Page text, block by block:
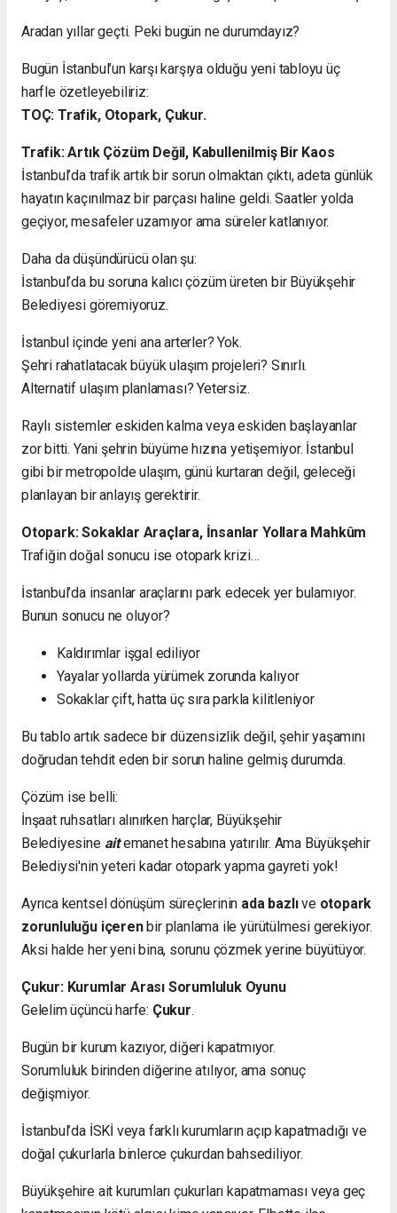
Aradan yıllar geçti. Peki bugün ne durumdayız?
Bugün İstanbul’un karşı karşıya olduğu yeni tabloyu üç
harfle özetleyebiliriz:
TOÇ: Trafik, Otopark, Çukur.
Trafik: Artık Çözüm Değil, Kabullenilmiş Bir Kaos
İstanbul’da trafik artık bir sorun olmaktan çıktı, adeta günlük
hayatın kaçınılmaz bir parçası haline geldi. Saatler yolda
geçiyor, mesafeler uzamıyor ama süreler katlanıyor.
Daha da düşündürücü olan şu:
İstanbul’da bu soruna kalıcı çözüm üreten bir Büyükşehir
Belediyesi göremiyoruz.
İstanbul içinde yeni ana arterler? Yok.
Şehri rahatlatacak büyük ulaşım projeleri? Sınırlı.
Alternatif ulaşım planlaması? Yetersiz.
Raylı sistemler eskiden kalma veya eskiden başlayanlar
zor bitti. Yani şehrin büyüme hızına yetişemiyor. İstanbul
gibi bir metropolde ulaşım, günü kurtaran değil, geleceği
planlayan bir anlayış gerektirir.
Otopark: Sokaklar Araçlara, İnsanlar Yollara Mahkûm
Trafiğin doğal sonucu ise otopark krizi…
İstanbul’da insanlar araçlarını park edecek yer bulamıyor.
Bunun sonucu ne oluyor?
Kaldırımlar işgal ediliyor
Yayalar yollarda yürümek zorunda kalıyor
Sokaklar çift, hatta üç sıra parkla kilitleniyor
Bu tablo artık sadece bir düzensizlik değil, şehir yaşamını
doğrudan tehdit eden bir sorun haline gelmiş durumda.
Çözüm ise belli:
İnşaat ruhsatları alınırken harçlar, Büyükşehir
Belediyesine aitemanet hesabına yatırılır. Ama Büyükşehir
Belediysi'nin yeteri kadar otopark yapma gayreti yok!
Ayrıca kentsel dönüşüm süreçlerinin ada bazlıve otopark
zorunluluğu içerenbir planlama ile yürütülmesi gerekiyor.
Aksi halde her yeni bina, sorunu çözmek yerine büyütüyor.
Çukur: Kurumlar Arası Sorumluluk Oyunu
Gelelim üçüncü harfe: Çukur.
Bugün bir kurum kazıyor, diğeri kapatmıyor.
Sorumluluk birinden diğerine atılıyor, ama sonuç
değişmiyor.
İstanbul’da İSKİ veya farklı kurumların açıp kapatmadığı ve
doğal çukurlarla binlerce çukurdan bahsediliyor.
Büyükşehire ait kurumları çukurları kapatmaması veya geç